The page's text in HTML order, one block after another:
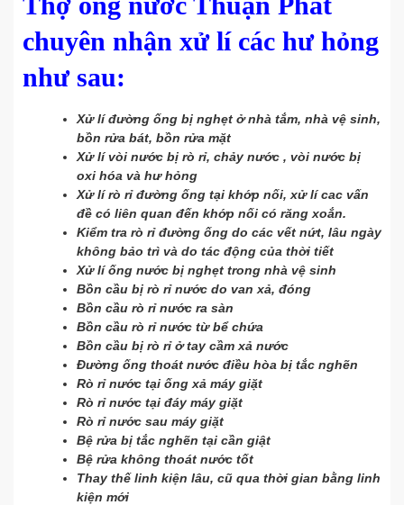
chuyên nhận xử lí các hư hỏng
như sau:
Xử lí đường ống bị nghẹt ở nhà tắm, nhà vệ sinh,
bồn rửa bát, bồn rửa mặt
Xử lí vòi nước bị rò rỉ, chảy nước , vòi nước bị
oxi hóa và hư hỏng
Xử lí rò rỉ đường ống tại khớp nối, xử lí cac vấn
đề có liên quan đến khớp nối có răng xoắn.
Kiểm tra rò rỉ đường ống do các vết nứt, lâu ngày
không bảo trì và do tác động của thời tiết
Xử lí ống nước bị nghẹt trong nhà vệ sinh
Bồn cầu bị rò rỉ nước do van xả, đóng
Bồn cầu rò rỉ nước ra sàn
Bồn cầu rò rỉ nước từ bể chứa
Bồn cầu bị rò rỉ ở tay cầm xả nước
Đường ống thoát nước điều hòa bị tắc nghẽn
Rò rỉ nước tại ống xả máy giặt
Rò rỉ nước tại đáy máy giặt
Rò rỉ nước sau máy giặt
Bệ rửa bị tắc nghẽn tại cần giật
Bệ rửa không thoát nước tốt
Thay thế linh kiện lâu, cũ qua thời gian bằng linh
kiện mới